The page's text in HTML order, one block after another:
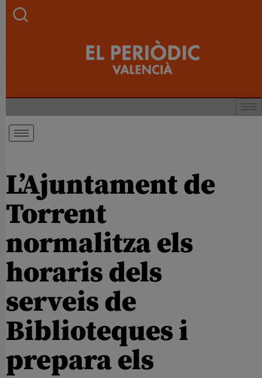
L’Ajuntament de
Torrent
normalitza els
horaris dels
serveis de
Biblioteques i
prepara els